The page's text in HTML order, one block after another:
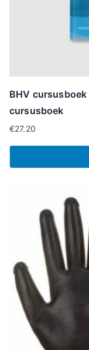
BHV cursusboek
cursusboek
€27.20